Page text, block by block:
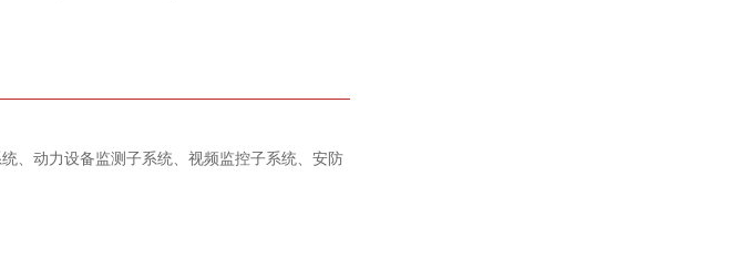
、动力设备监测子系统、视频监控子系统、安防